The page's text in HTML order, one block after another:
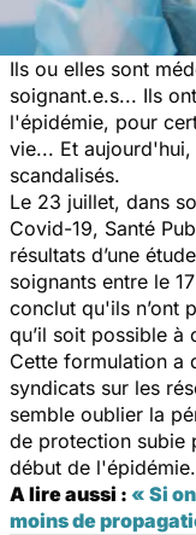
Ils ou elles sont
soignant.e.s... Ils
l'épidémie, pour
vie... Et
scandalisés.
Le 23 juillet, dans
Covid-19, Santé
résultats d’une
soignants entre le
conclut qu'ils n’ont
qu’il soit possible à
Cette formulation a
syndicats sur les
semble oublier la
de protection subie
début de l'épidémie.
A lire aussi : « Si
moins de